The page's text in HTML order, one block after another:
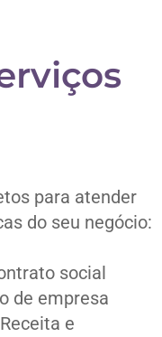
para atender
do seu negócio:
social
de empresa
e